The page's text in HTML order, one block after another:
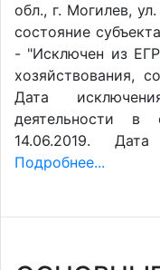
обл., г. Могилев,
состояние
- "Исключен из
хозяйствования,
Дата
деятельности в
14.06.2019.
Подробнее...